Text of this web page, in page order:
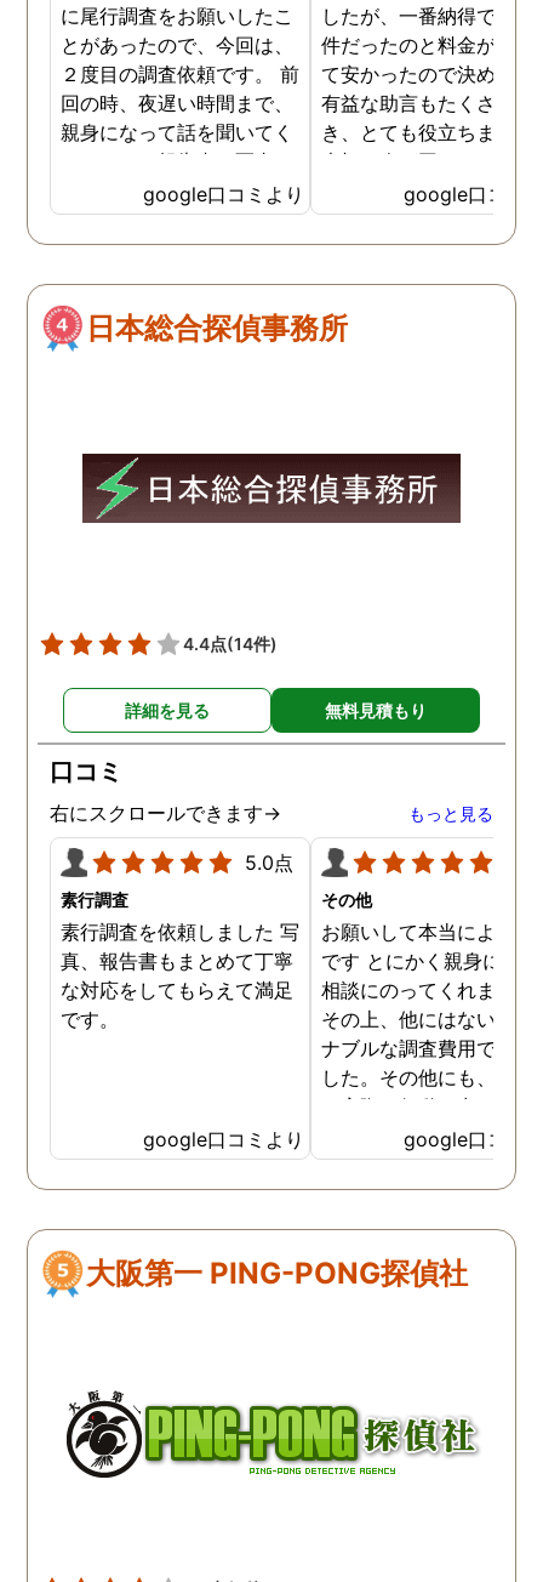
に尾行調査をお願いしたこ
とがあったので、今回は、
２度目の調査依頼です。 前
回の時、夜遅い時間まで、
親身になって話を聞いてく
れたのと、報告書の写真
が、場所が悪かったのに、
とても鮮明に写っていたの
で、再度、調査をお願いさ
度、自分でも行動パターン
の把握をしていましたが、
ズでした。 とくに、急なお
願いの時に人員を手配して
頂き、ホテルからの証拠を
後の事についてアドバイス
を頂いて、とても信頼出来
る探偵事務所さんだと、あ
らためて思いました。 事務
所の皆様にお世話になった
ので、クチコミの方書かせ
ていただきます。ありがと
うございました。
google口コミより
したが、一番納得できる
件だったのと料金が比較
て安かったので決めまし
有益な助言もたくさん頂
き、とても役立ちました
大切な人が困っていたら
番に紹介したいと思える
偵事務所です
google口コミ
日本総合探偵事務所
4.4点(14件)
詳細を見る 無料見積もり
口コミ
右にスクロールできます→ もっと見る
5.0点
素行調査
素行調査を依頼しました 写
真、報告書もまとめて丁寧
な対応をしてもらえて満足
です。
google口コミより
その他
お願いして本当によかっ
です とにかく親身にな
相談にのってくれました
その上、他にはないリー
ナブルな調査費用で済み
した。その他にも、相談
ら実際に行動に出て頂い
のが、スゴく早く問題を
決していただき、大変助
りました。 次回も是非
しろ最初の相談の段階が
本当に無料なのが、よか
google口コミ
大阪第一 PING-PONG探偵社